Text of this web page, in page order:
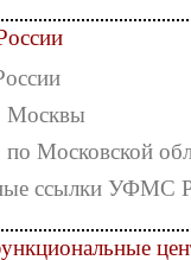
Московской
ссылки УФМС